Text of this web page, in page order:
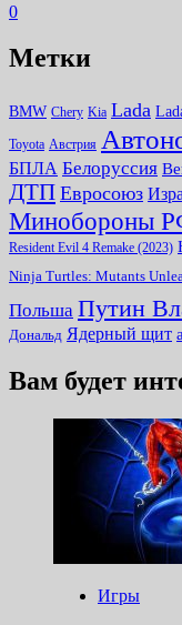
0
Метки
BMW Chery Kia Lada
Toyota Австрия
БПЛА Белоруссия
ДТП Евросоюз
Минoбороны
Resident Evil 4 Remake (2023)
Ninja Turtles: Mutants
Польша Путин
Дональд Ядерный щит
Вам будет
Игры